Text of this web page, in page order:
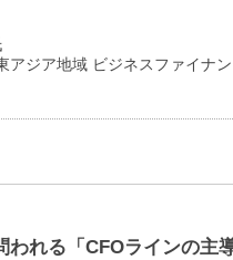
ジア地域 ビジネスファイナ
われる「CFOラインの主